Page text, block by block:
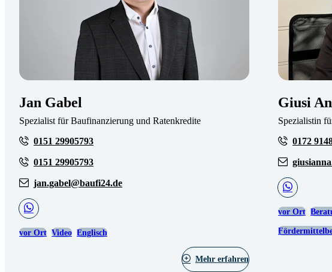
Jan Gabel
Spezialist für Baufinanzierung und Ratenkredite
0151 29905793
0151 29905793
jan.gabel@baufi24.de
vor Ort Video Englisch
Mehr erfahren
Giusi
Spezialistin
0172
vor Ort